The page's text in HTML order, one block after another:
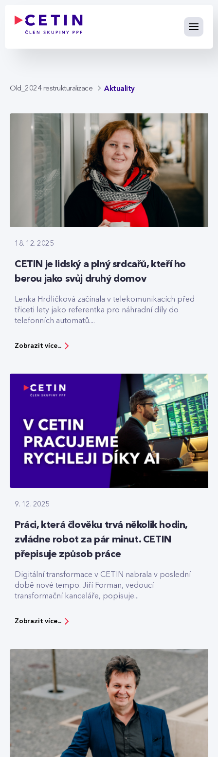
Old_2024 restrukturalizace Aktuality
18. 12. 2025
CETIN je lidský a plný srdcařů, kteří ho
berou jako svůj druhý domov
Lenka Hrdličková začínala v telekomunikacích před
třiceti lety jako referentka pro náhradní díly do
telefonních automatů....
Zobrazit více...
9. 12. 2025
Práci, která člověku trvá několik hodin,
zvládne robot za pár minut. CETIN
přepisuje způsob práce
Digitální transformace v CETIN nabrala v poslední
době nové tempo. Jiří Forman, vedoucí
transformační kanceláře, popisuje...
Zobrazit více...